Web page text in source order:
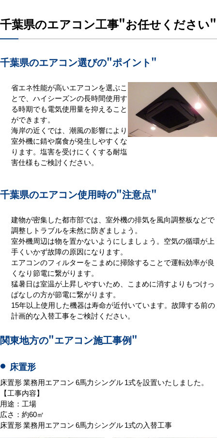
千葉県のエアコン工事"お任せください"
千葉県のエアコン選びの"ポイント"
省エネ性能が高いエアコンを選ぶこ
とで、ハイシーズンの長時間使用す
る時期でも電気使用量を抑えること
ができます。
海岸の近くでは、潮風の影響により
室外機に錆や腐食が発生しやすくな
ります。塩害を受けにくくする耐塩
害仕様もご検討ください。
千葉県のエアコン使用時の"注意点"
建物が密集した都市部では、室外機の排気を風向調整板などで
調整しトラブルを未然に防ぎましょう。
室外機周辺は物を置かないようにしましょう。空気の循環が上
手くいかず故障の原因になります。
エアコンのフィルターをこまめに掃除することで運転効率が良
くなり節電に繋がります。
猛暑日は室温が上昇しやすいため、こまめに消すよりもつけっ
ぱなしの方が節電に繋がります。
15年以上使用した機器は寿命が近付いています。故障する前の
計画的な入替工事をご検討ください。
関東地方の"エアコン施工事例"
床置形
床置形 業務用エアコン 6馬力シングル 1式を設置いたしました。
【工事内容】
用途：工場
広さ：約60㎡
床置形 業務用エアコン 6馬力シングル 1式の入替工事